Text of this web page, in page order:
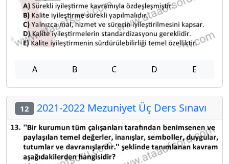
A B C D E
12 2021-2022 Mezuniyet Üç Ders Sınavı